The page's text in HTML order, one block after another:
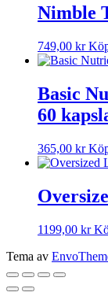
Nimble
749,00 kr
Basic
60
365,00 kr
1199,00 kr
Tema av